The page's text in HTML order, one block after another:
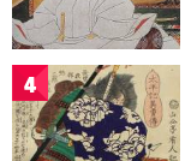
4